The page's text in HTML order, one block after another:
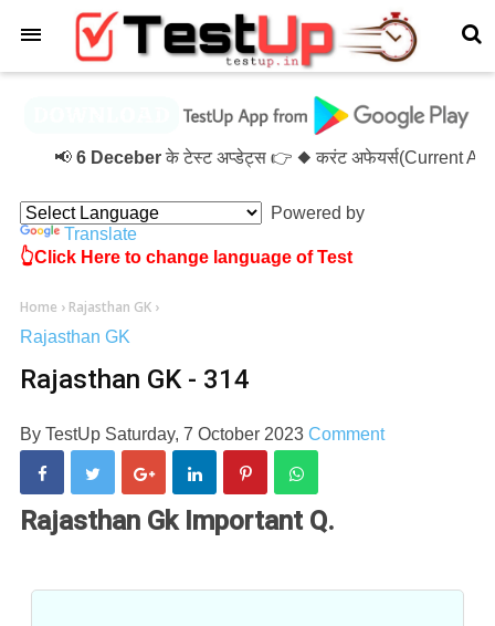
6 Deceberके टेस्ट अप्डेट्स 👉 ◆ करंट अफेयर्स(Current
Powered by
Translate
👆Click Here to change language of Test
Home › Rajasthan GK ›
Rajasthan GK
Rajasthan GK - 314
By TestUp Saturday, 7 October 2023 Comment
Rajasthan Gk Important Q.